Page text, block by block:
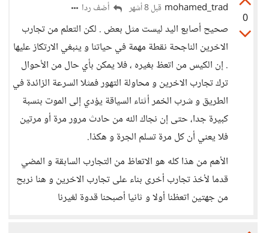
0
mohamed_trad قبل 8 أشهر أضف ردا
صحيح أصابع اليد ليست مثل بعض . لكن التعلم من تجارب
الاخرين الناجحة نقطة مهمة في حياتنا و ينبغي الارتكاز عليها
. إن الكيس من اتعظ بغيره ، فلا يمكن بأي حال من الأحوال
ترك تجارب الاخرين و محاولة التهور فمثلا السرعة الزائدة في
الطريق و شرب الخمر أثناء السياقة يؤدي إلى الموت بنسبة
كبيرة جدا، حتى إن نجاك الله من حادث مرور مرة أو مرتين
فلا يعني أن كل مرة تسلم الجرة و هكذا.
الأهم من هذا كله هو الاتعاظ من التجارب السابقة و المضي
قدما لأخذ تجارب أخرى بناء على تجارب الاخرين و هنا نربح
من جهتين اتعظنا أولا و ثانيا أصبحنا قدوة لغيرنا